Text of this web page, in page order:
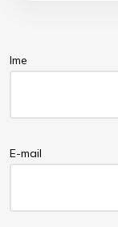
Ime
E-mail